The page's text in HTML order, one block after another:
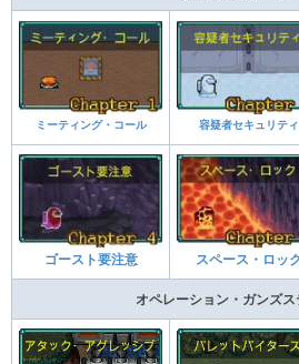
ミーティング・コール 容疑者セキュリティ
ゴースト要注意 スペース・ロッ
オペレーション・ガンズ